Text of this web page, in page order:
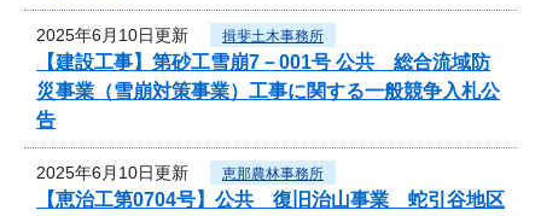
2025年6月10日更新 揖斐土木事務所
【建設工事】第砂工雪崩7－001号 公共 総合流域防
災事業（雪崩対策事業）工事に関する一般競争入札公
告
2025年6月10日更新 恵那農林事務所
【恵治工第0704号】公共 復旧治山事業 蛇引谷地区